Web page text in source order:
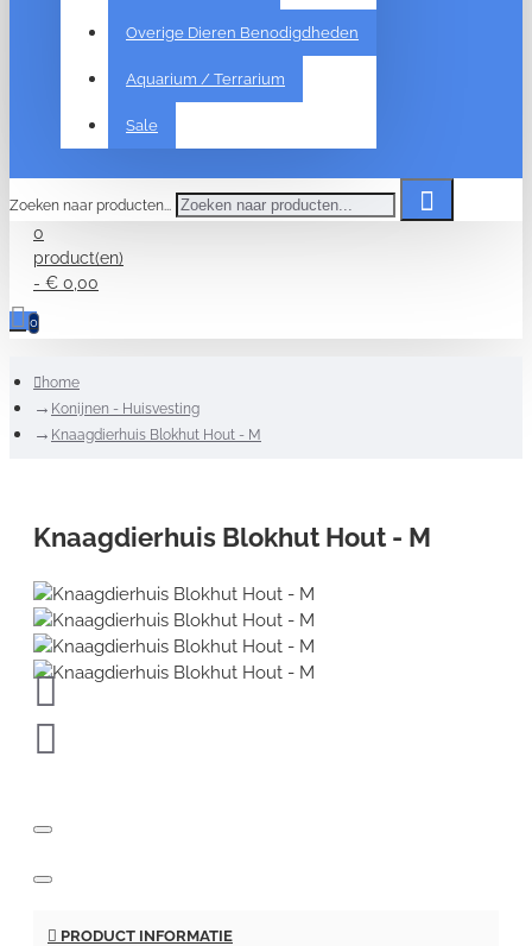
Overige Dieren Benodigdheden
Aquarium / Terrarium
Sale
Zoeken naar producten...
0
product(en)
- € 0,00
0
home
Konijnen - Huisvesting
Knaagdierhuis Blokhut Hout - M
Knaagdierhuis Blokhut Hout - M
PRODUCT INFORMATIE